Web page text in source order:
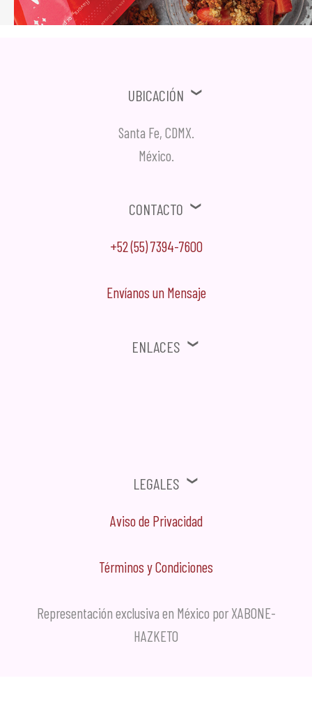
Ubicación
Santa Fe, CDMX.
México.
Contacto
+52 (55) 7394-7600
Envíanos un Mensaje
Enlaces
Legales
Aviso de Privacidad
Términos y Condiciones
Representación exclusiva en México por XABONE-
HAZKETO